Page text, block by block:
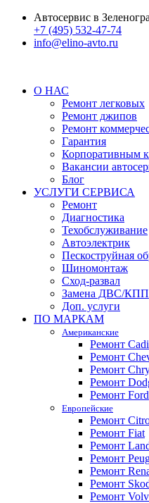
Автосервис в
+7 (495) 532-47-74
info@elino-avto.ru
О НАС
Ремонт легковых
Ремонт джипов
Ремонт
Гарантия
Корпоративным
Вакансии
Блог
УСЛУГИ СЕРВИСА
Ремонт
Диагностика
Техобслуживание
Автоэлектрик
Пескоструйная
Шиномонтаж
Сход-развал
Замена ДВС/КПП
Доп. услуги
ПО МАРКАМ
Американские
Ремонт
Ремонт
Ремонт
Ремонт
Ремонт Ford
Европейские
Ремонт
Ремонт Fiat
Ремонт
Ремонт
Ремонт
Ремонт
Ремонт